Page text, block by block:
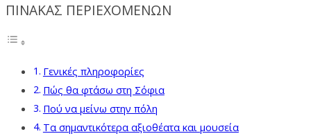
ΠΙΝΑΚΑΣ ΠΕΡΙΕΧΟΜΕΝΩΝ
Γενικές πληροφορίες
Πώς θα φτάσω στη Σόφια
Πού να μείνω στην πόλη
Τα σημαντικότερα αξιοθέατα και μουσεία